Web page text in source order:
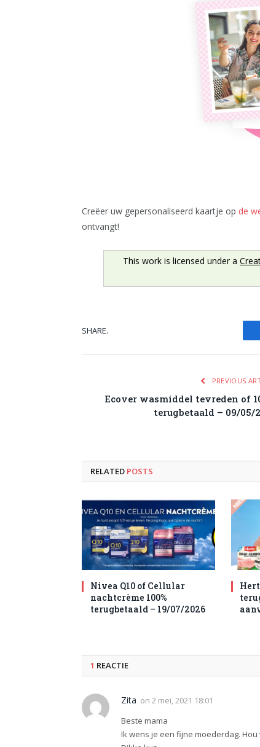
Creëer uw gepersonaliseerd kaartje op de
ontvangt!
This work is licensed under a
SHARE.
PREVIOUS
Ecover wasmiddel tevreden of
terugbetaald – 09/05/
RELATED POSTS
Nivea Q10 of Cellular
nachtcrème 100%
terugbetaald – 19/07/2026
1 REACTIE
Zita on 2 mei, 2021 18:01
Beste mama
Ik wens je een fijne moederdag. Hou